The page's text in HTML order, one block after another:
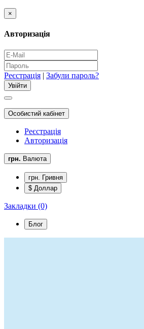
×
Авторизація
Реєстрація | Забули пароль?
Особистий кабінет
Реєстрація
Авторизація
грн. Валюта
грн. Гривня
$ Доллар
Закладки (0)
Блог